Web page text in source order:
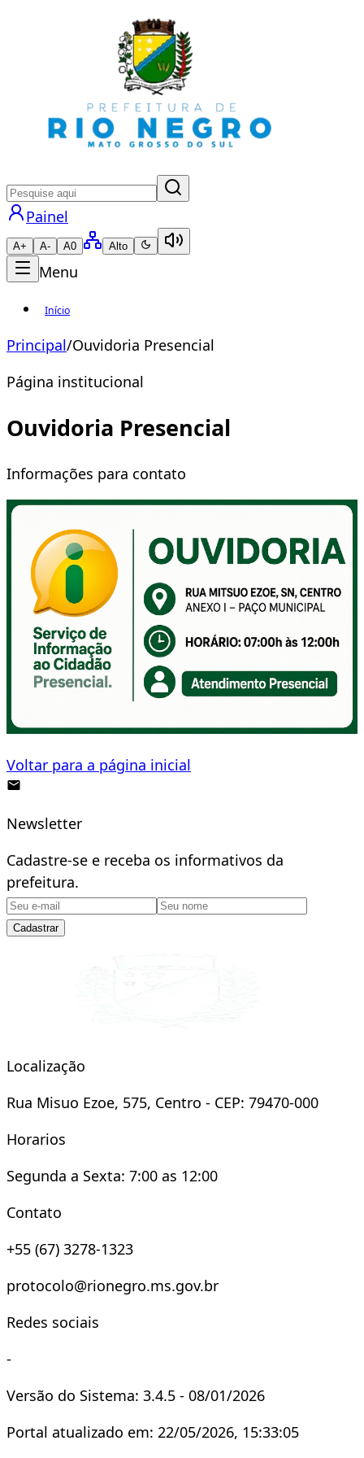
Painel
A+ A- A0 Alto
Menu
Início
Principal/Ouvidoria Presencial
Página institucional
Ouvidoria Presencial
Informações para contato
Voltar para a página inicial
Newsletter
Cadastre-se e receba os informativos da
prefeitura.
Cadastrar
Localização
Rua Misuo Ezoe, 575, Centro - CEP: 79470-000
Horarios
Segunda a Sexta: 7:00 as 12:00
Contato
+55 (67) 3278-1323
protocolo@rionegro.ms.gov.br
Redes sociais
-
Versão do Sistema: 3.4.5 - 08/01/2026
Portal atualizado em: 22/05/2026, 15:33:05